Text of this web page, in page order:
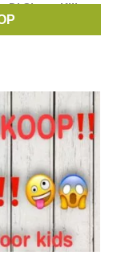
Di Siena,Kilky,